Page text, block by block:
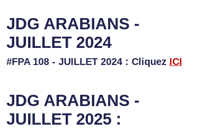
JDG ARABIANS -
JUILLET 2024
#FPA 108 - JUILLET 2024 : Cliquez ICI
JDG ARABIANS -
JUILLET 2025 :